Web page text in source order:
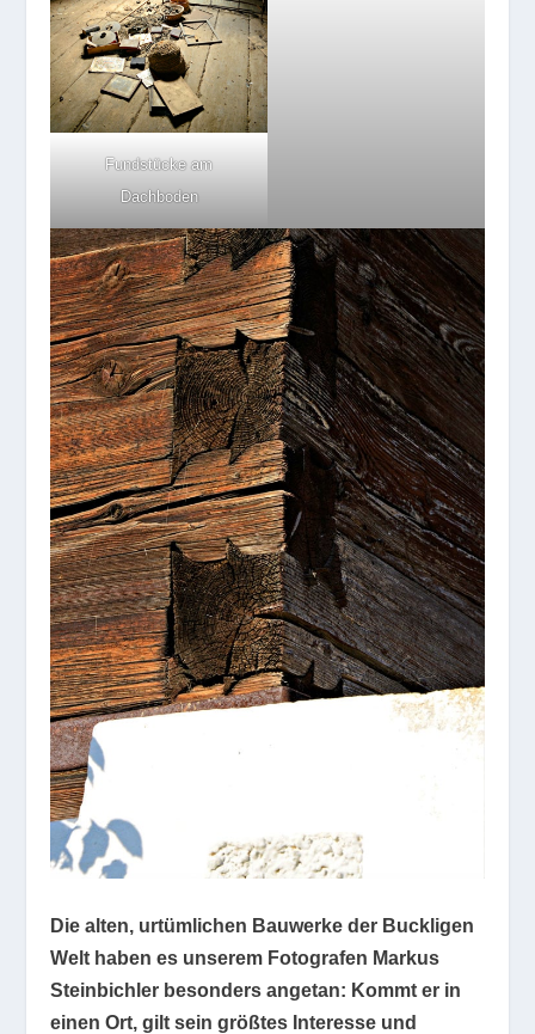
Fundstücke am
Dachboden
Die alten, urtümlichen Bauwerke der Buckligen
Welt haben es unserem Fotografen Markus
Steinbichler besonders angetan: Kommt er in
einen Ort, gilt sein größtes Interesse und